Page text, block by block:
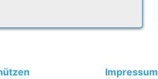
Impressum